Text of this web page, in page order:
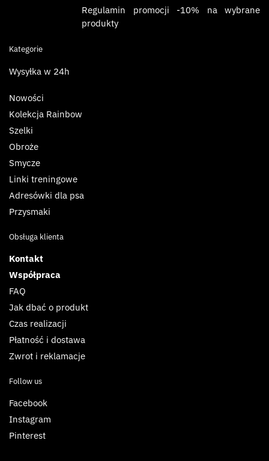
Regulamin promocji -10% na wybrane
produkty
Kategorie
Wysyłka w 24h
Nowości
Kolekcja Rainbow
Szelki
Obroże
Smycze
Linki treningowe
Adresówki dla psa
Przysmaki
Obsługa klienta
Kontakt
Współpraca
FAQ
Jak dbać o produkt
Czas realizacji
Płatność i dostawa
Zwrot i reklamacje
Follow us
Facebook
Instagram
Pinterest